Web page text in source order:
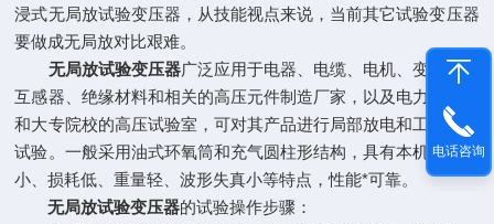
浸式无局放试验变压器，从技能视点来说，当前其它试验变压器
要做成无局放对比艰难。
无局放试验变压器广泛应用于电器、电缆、电机、变压器、
互感器、绝缘材料和相关的高压元件制造厂家，以及电力、科研
和大专院校的高压试验室，可对其产品进行局部放电和工频耐压
试验。一般采用油式环氧筒和充气圆柱形结构，具有本机局放量
小、损耗低、重量轻、波形失真小等特点，性能*可靠。
无局放试验变压器的试验操作步骤：
电话咨询